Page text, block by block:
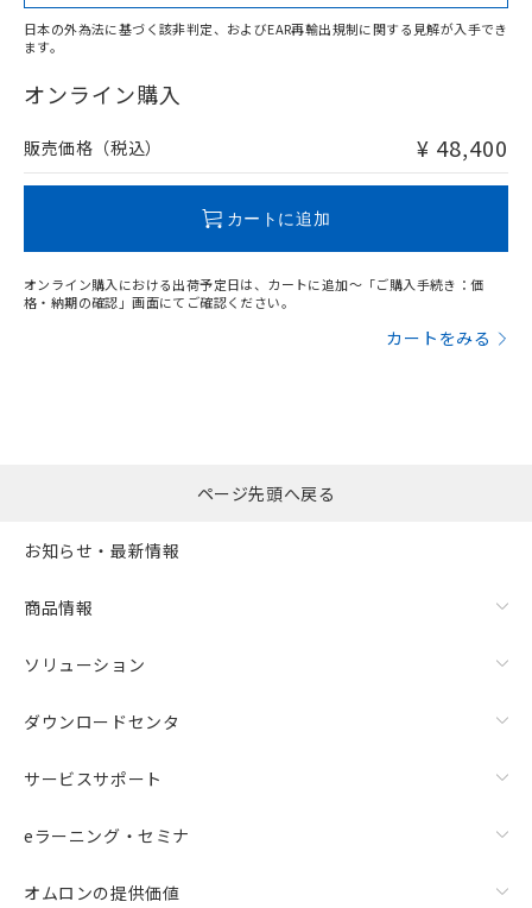
在庫等で未対応品が混在する可能性があります。
問い合わせください。
日本の外為法に基づく該非判定、およびEAR再輸出規制に関する見解が入手でき
ます。
オンライン購入
販売価格（税込） ¥ 48,400
カートに追加
オンライン購入における出荷予定日は、カートに追加～「ご購入手続き：価
格・納期の確認」画面にてご確認ください。
カートをみる
ページ先頭へ戻る
お知らせ・最新情報
商品情報
ソリューション
ダウンロードセンタ
サービスサポート
eラーニング・セミナ
オムロンの提供価値